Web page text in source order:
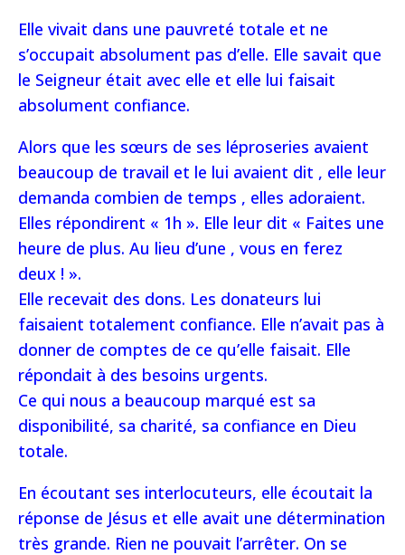
Elle vivait dans une pauvreté totale et ne
s’occupait absolument pas d’elle. Elle savait que
le Seigneur était avec elle et elle lui faisait
absolument confiance.
Alors que les sœurs de ses léproseries avaient
beaucoup de travail et le lui avaient dit , elle leur
demanda combien de temps , elles adoraient.
Elles répondirent « 1h ». Elle leur dit « Faites une
heure de plus. Au lieu d’une , vous en ferez
deux ! ».
Elle recevait des dons. Les donateurs lui
faisaient totalement confiance. Elle n’avait pas à
donner de comptes de ce qu’elle faisait. Elle
répondait à des besoins urgents.
Ce qui nous a beaucoup marqué est sa
disponibilité, sa charité, sa confiance en Dieu
totale.
En écoutant ses interlocuteurs, elle écoutait la
réponse de Jésus et elle avait une détermination
très grande. Rien ne pouvait l’arrêter. On se